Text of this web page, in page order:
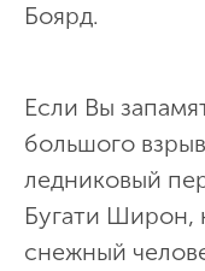
Боярд.
Если Вы
большого
ледниковый
Бугати Широн,
снежный